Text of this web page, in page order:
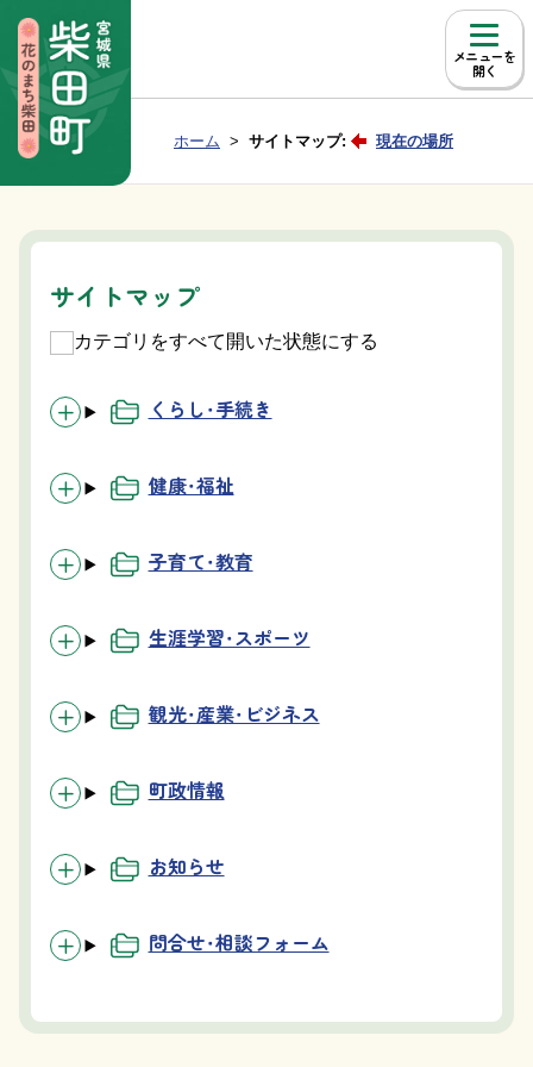
メニュー
Group NAV 現在位置：
ホーム サイトマップ: 現在の場所
サイトマップ
カテゴリをすべて開いた状態にする
くらし・手続き
健康・福祉
子育て・教育
生涯学習・スポーツ
観光・産業・ビジネス
町政情報
お知らせ
問合せ・相談フォーム